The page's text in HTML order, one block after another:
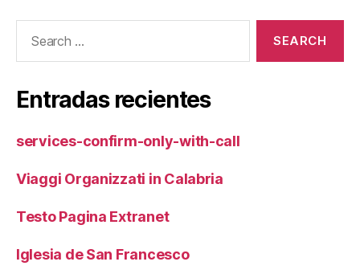
Entradas recientes
services-confirm-only-with-call
Viaggi Organizzati in Calabria
Testo Pagina Extranet
Iglesia de San Francesco